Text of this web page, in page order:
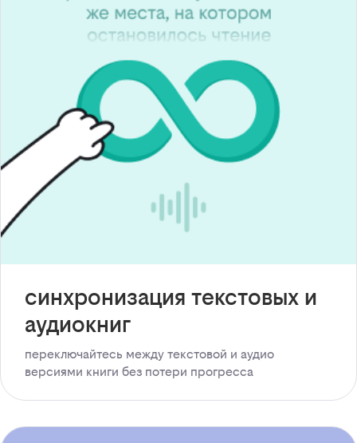
синхронизация текстовых и
аудиокниг
переключайтесь между текстовой и аудио
версиями книги без потери прогресса